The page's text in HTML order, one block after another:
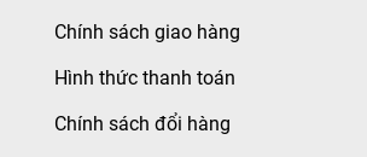
Chính sách giao hàng
Hình thức thanh toán
Chính sách đổi hàng